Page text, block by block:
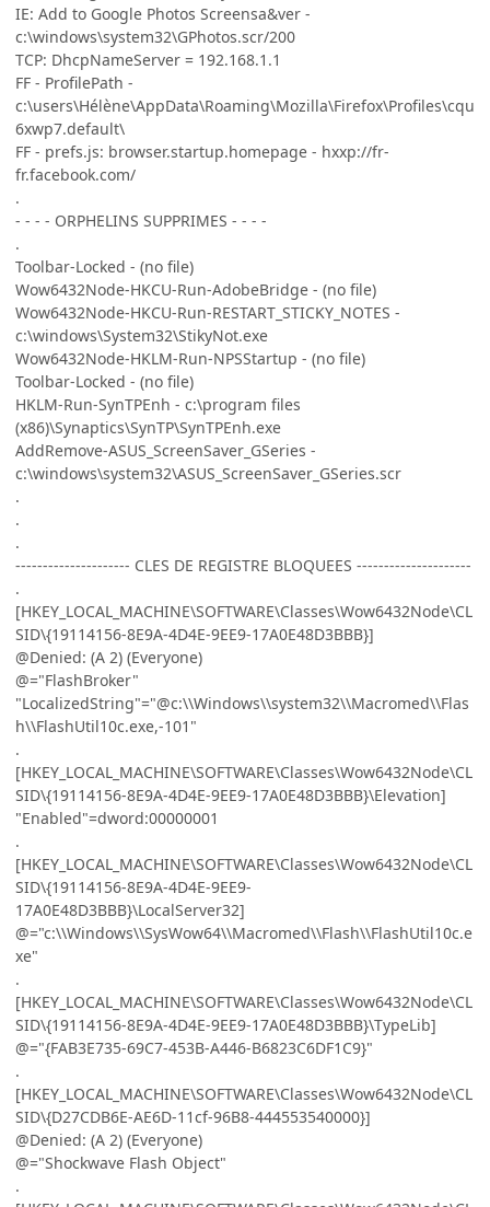
IE: Add to Google Photos Screensa&ver -
c:\windows\system32\GPhotos.scr/200
TCP: DhcpNameServer = 192.168.1.1
FF - ProfilePath -
c:\users\Hélène\AppData\Roaming\Mozilla\Firefox\Profiles\cqu
6xwp7.default\
FF - prefs.js: browser.startup.homepage - hxxp://fr-
fr.facebook.com/
.
- - - - ORPHELINS SUPPRIMES - - - -
.
Toolbar-Locked - (no file)
Wow6432Node-HKCU-Run-AdobeBridge - (no file)
Wow6432Node-HKCU-Run-RESTART_STICKY_NOTES -
c:\windows\System32\StikyNot.exe
Wow6432Node-HKLM-Run-NPSStartup - (no file)
Toolbar-Locked - (no file)
HKLM-Run-SynTPEnh - c:\program files
(x86)\Synaptics\SynTP\SynTPEnh.exe
AddRemove-ASUS_ScreenSaver_GSeries -
c:\windows\system32\ASUS_ScreenSaver_GSeries.scr
.
.
.
--------------------- CLES DE REGISTRE BLOQUEES ---------------------
.
[HKEY_LOCAL_MACHINE\SOFTWARE\Classes\Wow6432Node\CL
SID\{19114156-8E9A-4D4E-9EE9-17A0E48D3BBB}]
@Denied: (A 2) (Everyone)
@="FlashBroker"
"LocalizedString"="@c:\\Windows\\system32\\Macromed\\Flas
h\\FlashUtil10c.exe,-101"
.
[HKEY_LOCAL_MACHINE\SOFTWARE\Classes\Wow6432Node\CL
SID\{19114156-8E9A-4D4E-9EE9-17A0E48D3BBB}\Elevation]
"Enabled"=dword:00000001
.
[HKEY_LOCAL_MACHINE\SOFTWARE\Classes\Wow6432Node\CL
SID\{19114156-8E9A-4D4E-9EE9-
17A0E48D3BBB}\LocalServer32]
@="c:\\Windows\\SysWow64\\Macromed\\Flash\\FlashUtil10c.e
xe"
.
[HKEY_LOCAL_MACHINE\SOFTWARE\Classes\Wow6432Node\CL
SID\{19114156-8E9A-4D4E-9EE9-17A0E48D3BBB}\TypeLib]
@="{FAB3E735-69C7-453B-A446-B6823C6DF1C9}"
.
[HKEY_LOCAL_MACHINE\SOFTWARE\Classes\Wow6432Node\CL
SID\{D27CDB6E-AE6D-11cf-96B8-444553540000}]
@Denied: (A 2) (Everyone)
@="Shockwave Flash Object"
.